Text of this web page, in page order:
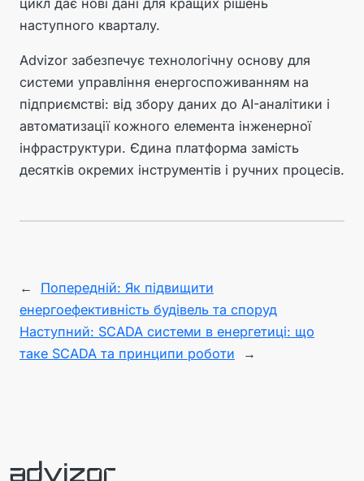
цикл дає нові дані для кращих рішень
наступного кварталу.
Advizor забезпечує технологічну основу для
системи управління енергоспоживанням на
підприємстві: від збору даних до AI-аналітики і
автоматизації кожного елемента інженерної
інфраструктури. Єдина платформа замість
десятків окремих інструментів і ручних процесів.
← Попередній: Як підвищити
енергоефективність будівель та споруд
Наступний: SCADA системи в енергетиці: що
таке SCADA та принципи роботи
→